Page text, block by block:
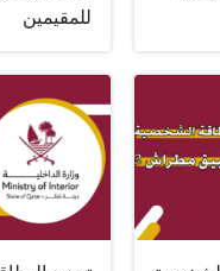
للمقيمين